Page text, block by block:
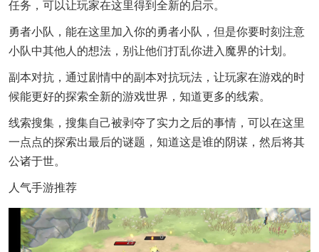
任务，可以让玩家在这里得到全新的启示。
勇者小队，能在这里加入你的勇者小队，但是你要时刻注意
小队中其他人的想法，别让他们打乱你进入魔界的计划。
副本对抗，通过剧情中的副本对抗玩法，让玩家在游戏的时
候能更好的探索全新的游戏世界，知道更多的线索。
线索搜集，搜集自己被剥夺了实力之后的事情，可以在这里
一点点的探索出最后的谜题，知道这是谁的阴谋，然后将其
公诸于世。
人气手游推荐